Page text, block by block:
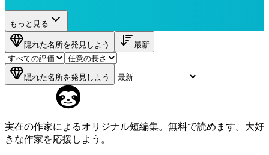
もっと見る
隠れた名所を発見しよう 最新
隠れた名所を発見しよう
実在の作家によるオリジナル短編集。無料で読めます。大好
きな作家を応援しよう。